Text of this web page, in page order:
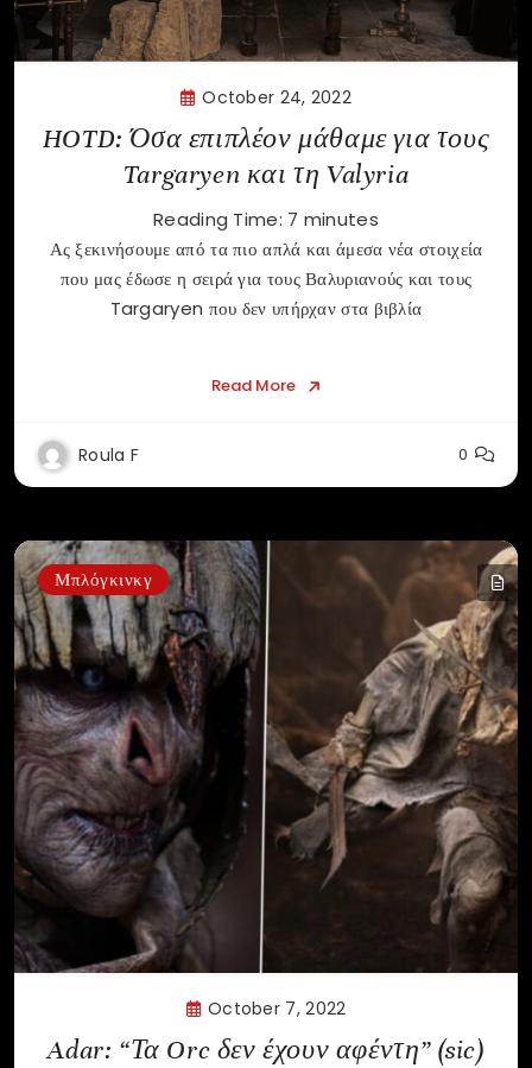
October 24, 2022
HOTD: Όσα επιπλέον μάθαμε για τους
Targaryen και τη Valyria
Reading Time: 7 minutes
Ας ξεκινήσουμε από τα πιο απλά και άμεσα νέα στοιχεία
που μας έδωσε η σειρά για τους Βαλυριανούς και τους
Targaryen που δεν υπήρχαν στα βιβλία
Read More
Roula F 0
Μπλόγκινκγ
October 7, 2022
Adar: “Τα Orc δεν έχουν αφέντη” (sic)